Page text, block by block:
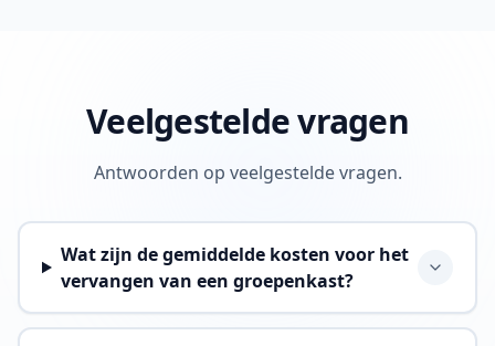
Veelgestelde vragen
Antwoorden op veelgestelde vragen.
Wat zijn de gemiddelde kosten voor het
vervangen van een groepenkast?